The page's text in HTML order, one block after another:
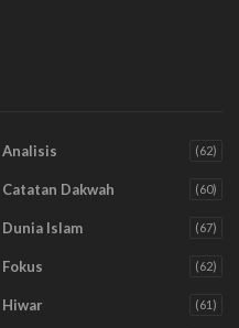
Analisis (62)
Catatan Dakwah (60)
Dunia Islam (67)
Fokus (62)
Hiwar (61)